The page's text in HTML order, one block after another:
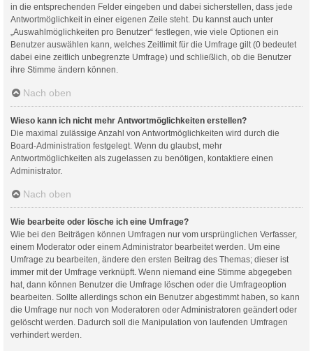
in die entsprechenden Felder eingeben und dabei sicherstellen, dass jede
Antwortmöglichkeit in einer eigenen Zeile steht. Du kannst auch unter
„Auswahlmöglichkeiten pro Benutzer“ festlegen, wie viele Optionen ein
Benutzer auswählen kann, welches Zeitlimit für die Umfrage gilt (0 bedeutet
dabei eine zeitlich unbegrenzte Umfrage) und schließlich, ob die Benutzer
ihre Stimme ändern können.
Nach oben
Wieso kann ich nicht mehr Antwortmöglichkeiten erstellen?
Die maximal zulässige Anzahl von Antwortmöglichkeiten wird durch die
Board-Administration festgelegt. Wenn du glaubst, mehr
Antwortmöglichkeiten als zugelassen zu benötigen, kontaktiere einen
Administrator.
Nach oben
Wie bearbeite oder lösche ich eine Umfrage?
Wie bei den Beiträgen können Umfragen nur vom ursprünglichen Verfasser,
einem Moderator oder einem Administrator bearbeitet werden. Um eine
Umfrage zu bearbeiten, ändere den ersten Beitrag des Themas; dieser ist
immer mit der Umfrage verknüpft. Wenn niemand eine Stimme abgegeben
hat, dann können Benutzer die Umfrage löschen oder die Umfrageoption
bearbeiten. Sollte allerdings schon ein Benutzer abgestimmt haben, so kann
die Umfrage nur noch von Moderatoren oder Administratoren geändert oder
gelöscht werden. Dadurch soll die Manipulation von laufenden Umfragen
verhindert werden.